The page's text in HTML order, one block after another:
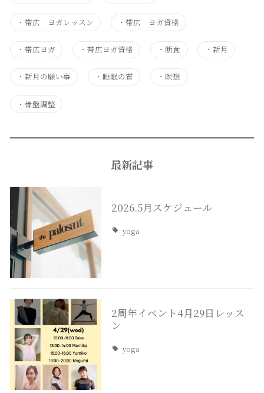
・ 帯広 ヨガレッスン ・帯広 ヨガ資格
・ 帯広ヨガ ・帯広ヨガ資格 ・ 断食 ・ 新月
・ 新月の願い事 ・睡眠の質 ・瞑想
・ 骨盤調整
最新記事
2026.5月スケジュール
yoga
2周年イベント4月29日レッス
ン
yoga